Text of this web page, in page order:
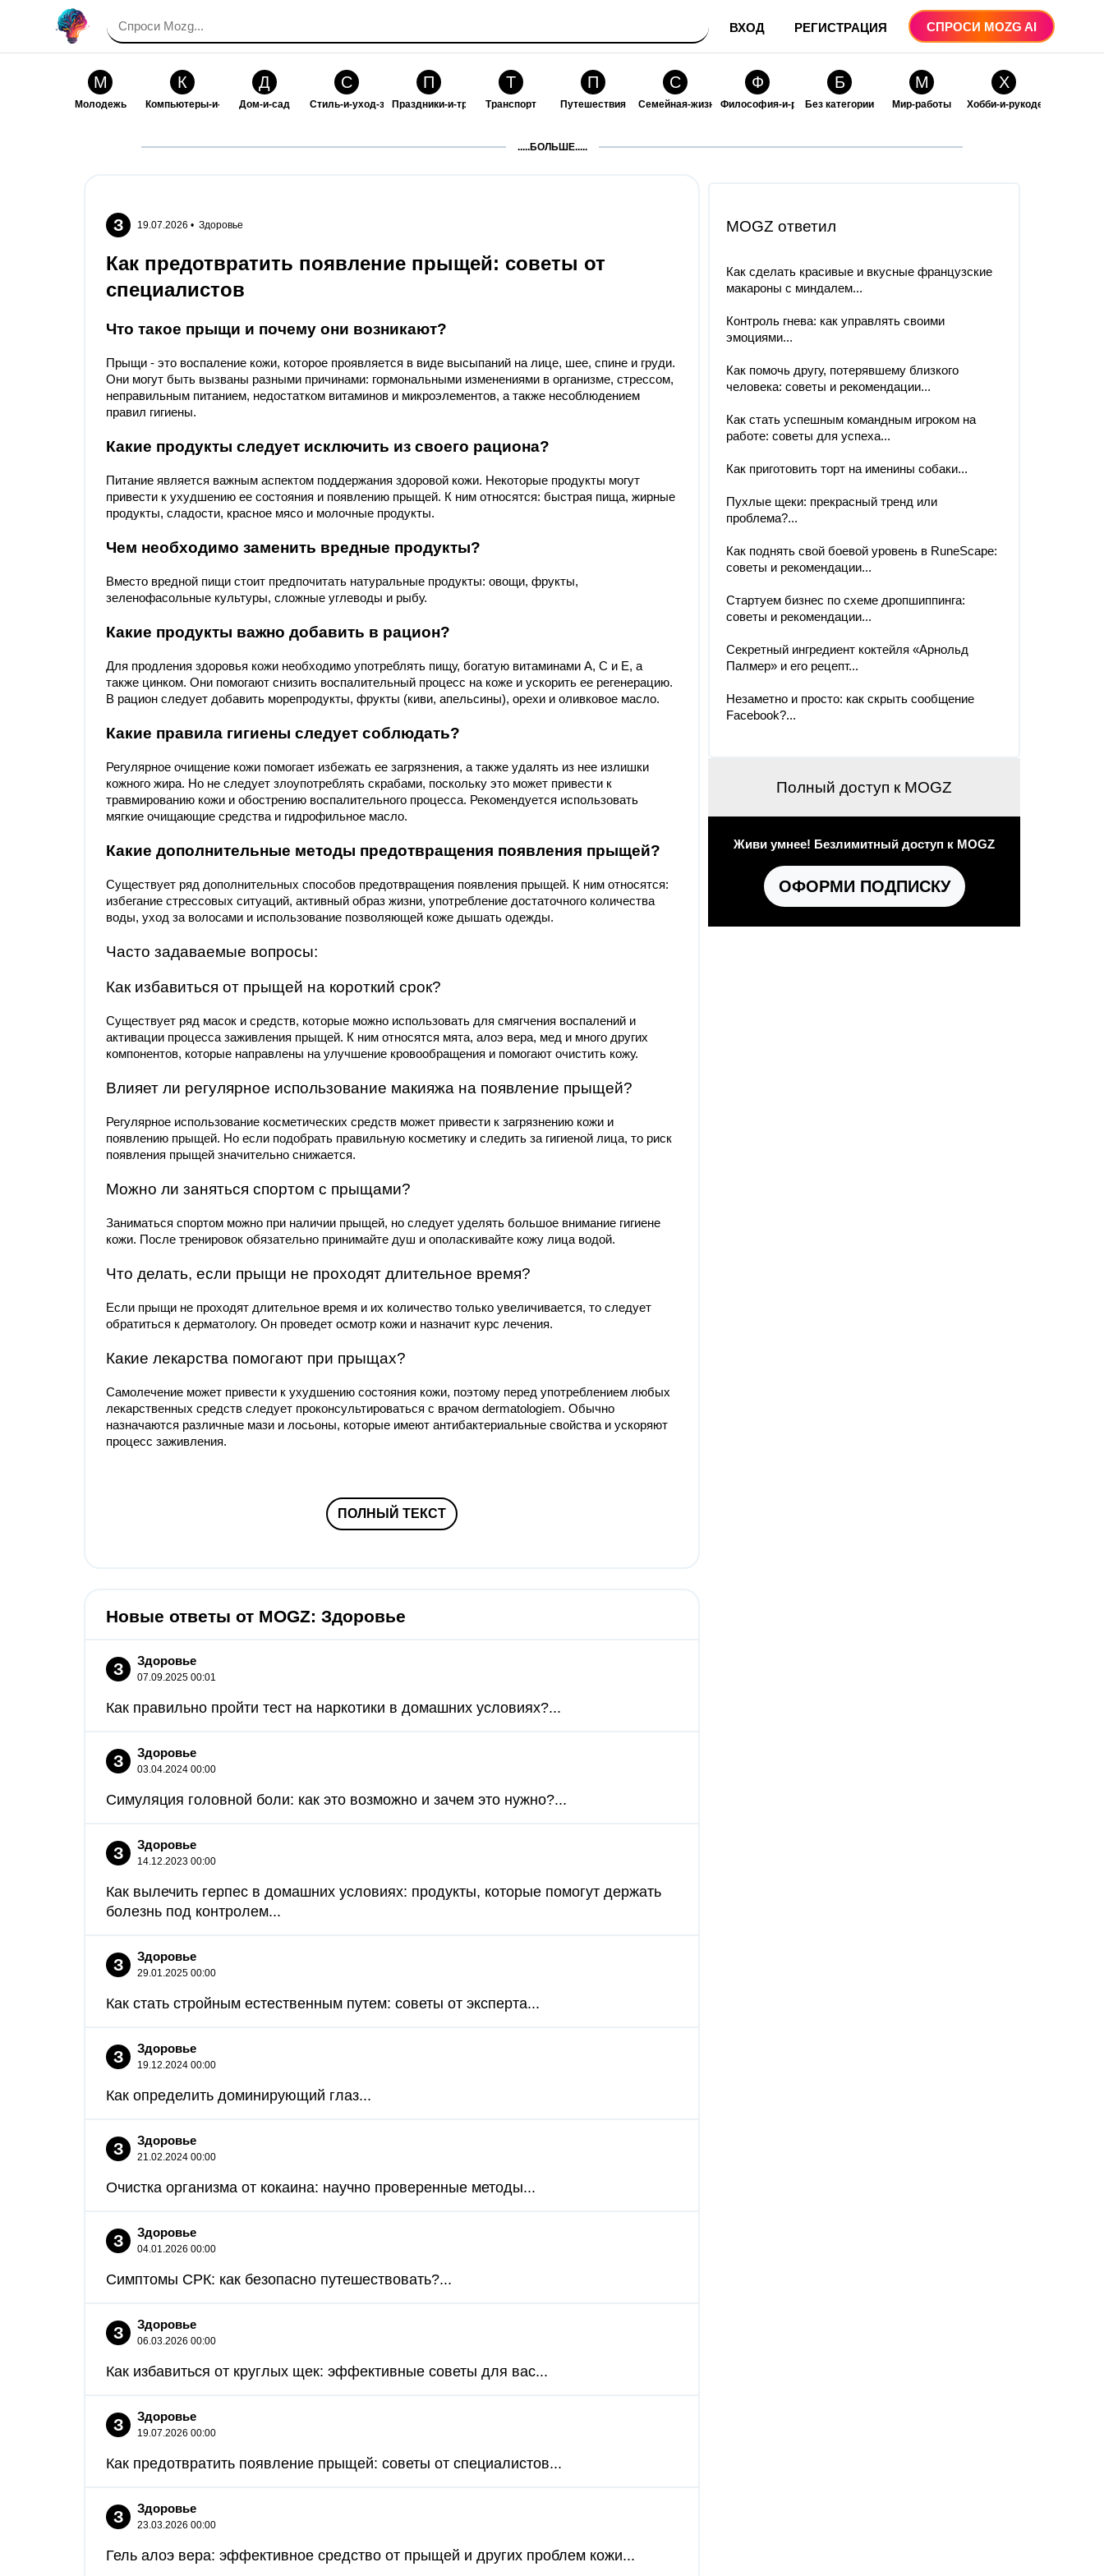
ВХОД РЕГИСТРАЦИЯ СПРОСИ MOZG AI
М
Молодежь
К
Компьютеры-и-электроника
Д
Дом-и-сад
С
Стиль-и-уход-за-собой
П
Праздники-и-традиции
Т
Транспорт
П
Путешествия
С
Семейная-жизнь
Ф
Философия-и-религия
Б
Без категории
М
Мир-работы
Х
Хобби-и-рукоделие
.....БОЛЬШЕ.....
З 19.07.2026 • Здоровье
Как предотвратить появление прыщей: советы от
специалистов
Что такое прыщи и почему они возникают?
Прыщи - это воспаление кожи, которое проявляется в виде высыпаний на лице, шее, спине и груди.
Они могут быть вызваны разными причинами: гормональными изменениями в организме, стрессом,
неправильным питанием, недостатком витаминов и микроэлементов, а также несоблюдением
правил гигиены.
Какие продукты следует исключить из своего рациона?
Питание является важным аспектом поддержания здоровой кожи. Некоторые продукты могут
привести к ухудшению ее состояния и появлению прыщей. К ним относятся: быстрая пища, жирные
продукты, сладости, красное мясо и молочные продукты.
Чем необходимо заменить вредные продукты?
Вместо вредной пищи стоит предпочитать натуральные продукты: овощи, фрукты,
зеленофасольные культуры, сложные углеводы и рыбу.
Какие продукты важно добавить в рацион?
Для продления здоровья кожи необходимо употреблять пищу, богатую витаминами А, С и Е, а
также цинком. Они помогают снизить воспалительный процесс на коже и ускорить ее регенерацию.
В рацион следует добавить морепродукты, фрукты (киви, апельсины), орехи и оливковое масло.
Какие правила гигиены следует соблюдать?
Регулярное очищение кожи помогает избежать ее загрязнения, а также удалять из нее излишки
кожного жира. Но не следует злоупотреблять скрабами, поскольку это может привести к
травмированию кожи и обострению воспалительного процесса. Рекомендуется использовать
мягкие очищающие средства и гидрофильное масло.
Какие дополнительные методы предотвращения появления прыщей?
Существует ряд дополнительных способов предотвращения появления прыщей. К ним относятся:
избегание стрессовых ситуаций, активный образ жизни, употребление достаточного количества
воды, уход за волосами и использoвание позволяющей коже дышать одежды.
Часто задаваемые вопросы:
Как избавиться от прыщей на короткий срок?
Существует ряд масок и средств, которые можно использовать для смягчения воспалений и
активации процесса заживления прыщей. К ним относятся мята, алоэ вера, мед и много других
компонентов, которые направлены на улучшение кровообращения и помогают очистить кожу.
Влияет ли регулярное использование макияжа на появление прыщей?
Регулярное использование косметических средств может привести к загрязнению кожи и
появлению прыщей. Но если подобрать правильную косметику и следить за гигиеной лица, то риск
появления прыщей значительно снижается.
Можно ли заняться спортом с прыщами?
Заниматься спортом можно при наличии прыщей, но следует уделять большое внимание гигиене
кожи. После тренировок обязательно принимайте душ и ополаскивайте кожу лица водой.
Что делать, если прыщи не проходят длительное время?
Если прыщи не проходят длительное время и их количество только увеличивается, то следует
обратиться к дерматологу. Он проведет осмотр кожи и назначит курс лечения.
Какие лекарства помогают при прыщах?
Самолечение может привести к ухудшению состояния кожи, поэтому перед употреблением любых
лекарственных средств следует проконсультироваться с врачом dermatologiem. Обычно
назначаются различные мази и лосьоны, которые имеют антибактериальные свойства и ускоряют
процесс заживления.
ПОЛНЫЙ ТЕКСТ
Новые ответы от MOGZ: Здоровье
З Здоровье
07.09.2025 00:01
Как правильно пройти тест на наркотики в домашних условиях?...
З Здоровье
03.04.2024 00:00
Симуляция головной боли: как это возможно и зачем это нужно?...
З Здоровье
14.12.2023 00:00
Как вылечить герпес в домашних условиях: продукты, которые помогут держать
болезнь под контролем...
З Здоровье
29.01.2025 00:00
Как стать стройным естественным путем: советы от эксперта...
З Здоровье
19.12.2024 00:00
Как определить доминирующий глаз...
З Здоровье
21.02.2024 00:00
Очистка организма от кокаина: научно проверенные методы...
З Здоровье
04.01.2026 00:00
Симптомы СРК: как безопасно путешествовать?...
З Здоровье
06.03.2026 00:00
Как избавиться от круглых щек: эффективные советы для вас...
З Здоровье
19.07.2026 00:00
Как предотвратить появление прыщей: советы от специалистов...
З Здоровье
23.03.2026 00:00
Гель алоэ вера: эффективное средство от прыщей и других проблем кожи...
MOGZ ответил
Как сделать красивые и вкусные французские
макароны с миндалем...
Контроль гнева: как управлять своими
эмоциями...
Как помочь другу, потерявшему близкого
человека: советы и рекомендации...
Как стать успешным командным игроком на
работе: советы для успеха...
Как приготовить торт на именины собаки...
Пухлые щеки: прекрасный тренд или
проблема?...
Как поднять свой боевой уровень в RuneScape:
советы и рекомендации...
Стартуем бизнес по схеме дропшиппинга:
советы и рекомендации...
Секретный ингредиент коктейля «Арнольд
Палмер» и его рецепт...
Незаметно и просто: как скрыть сообщение
Facebook?...
Полный доступ к MOGZ
Живи умнее! Безлимитный доступ к MOGZ
ОФОРМИ ПОДПИСКУ